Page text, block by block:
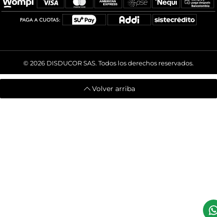
© 2026 DISDUCOR SAS. Todos los derechos reservados.
Volver arriba